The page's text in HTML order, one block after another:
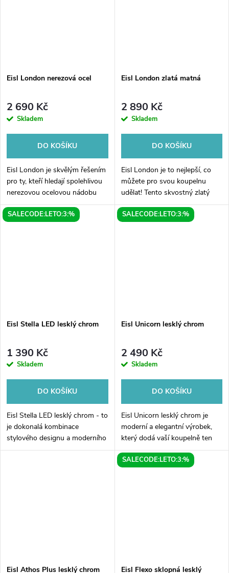
Eisl London nerezová ocel
2 690 Kč
Skladem
DO KOŠÍKU
Eisl London je skvělým řešením
pro ty, kteří hledají spolehlivou
nerezovou ocelovou nádobu
pro svou kuchyň. Tato úžasná
nádoba je vyrobena z vysoce
Eisl London zlatá matná
2 890 Kč
Skladem
DO KOŠÍKU
Eisl London je to nejlepší, co
můžete pro svou koupelnu
udělat! Tento skvostný zlatý
matný sprchový set je
dokonalým doplňkem pro každý
SALECODE:LETO:3:%
Eisl Stella LED lesklý chrom
1 390 Kč
Skladem
DO KOŠÍKU
Eisl Stella LED lesklý chrom - to
je dokonalá kombinace
stylového designu a moderního
technologického vybavení pro
SALECODE:LETO:3:%
Eisl Unicorn lesklý chrom
2 490 Kč
Skladem
DO KOŠÍKU
Eisl Unicorn lesklý chrom je
moderní a elegantní výrobek,
který dodá vaší koupelně ten
správný šmrnc. Jeho lesklé
chromové provedení zaujme na
Eisl Athos Plus lesklý chrom
SALECODE:LETO:3:%
Eisl Flexo sklopná lesklý